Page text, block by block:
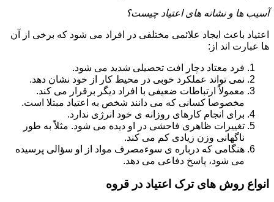
آسیب ها و نشانه های اعتیاد چیست؟
اعتیاد باعث ایجاد علائمی مختلفی در افراد می شود که برخی از آن
ها عبارت اند از:
فرد معتاد دچار افت تحصیلی شدید می شود.
نمی تواند عملکرد خوبی در محیط کار از خود نشان دهد.
معمولاً ارتباطات ضعیفی با افراد دیگر برقرار می کند.
مخصوصا کسانی که می دانند شخص به اعتیاد مبتلا است.
برای انجام کارهای روزانه ی خود انرژی ندارد.
تغییرات ظاهری فاحشی در او دیده می شود. مثلاً به طور
ناگهانی وزن زیادی کم می کند.
هنگامی که درباره ی سوءمصرف مواد از او سؤالی پرسیده
می شود، پاسخ دفاعی می دهد.
انواع روش های ترک اعتیاد در قروه